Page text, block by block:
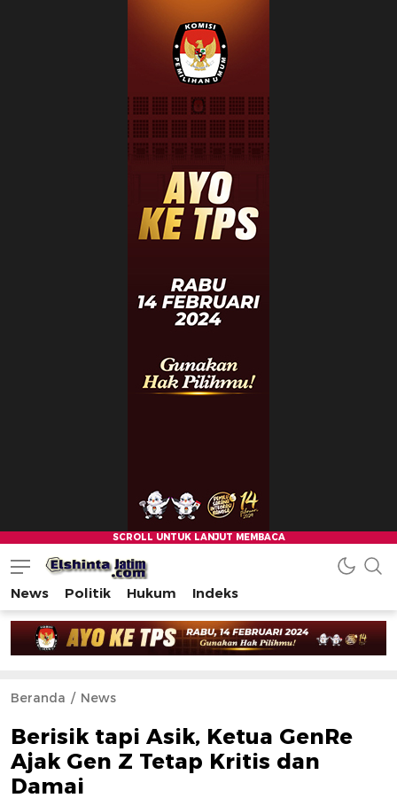
News Politik Hukum Indeks
Beranda News
Berisik tapi Asik, Ketua GenRe
Ajak Gen Z Tetap Kritis dan
Damai